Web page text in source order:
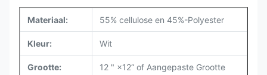
Materiaal: 55% cellulose en 45%-Polyester
Kleur: Wit
Grootte: 12 " ×12“ of Aangepaste Grootte